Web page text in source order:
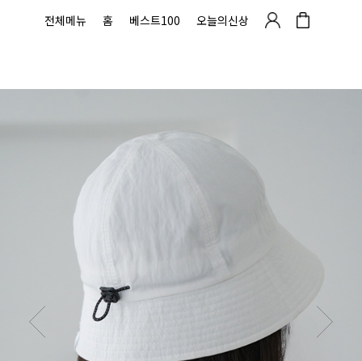
전체메뉴 홈 베스트100 오늘의신상